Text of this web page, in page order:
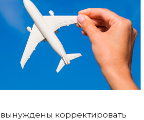
корректировать